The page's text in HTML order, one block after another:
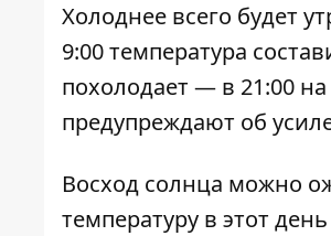
Холоднее всего будет
9:00 температура
похолодает — в 21:00
предупреждают об
Восход солнца можно
температуру в этот